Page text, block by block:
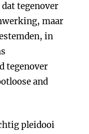
tegenover
maar
in
tegenover
and
pleidooi